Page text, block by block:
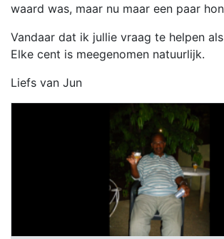
waard was, maar nu maar een paar
Vandaar dat ik jullie vraag te helpen
Elke cent is meegenomen natuurlijk.
Liefs van Jun